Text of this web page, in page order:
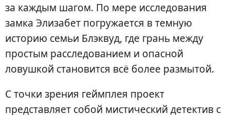
за каждым шагом. По мере исследования
замка Элизабет погружается в темную
историю семьи Блэквуд, где грань между
простым расследованием и опасной
ловушкой становится всё более размытой.
С точки зрения геймплея проект
представляет собой мистический детектив с